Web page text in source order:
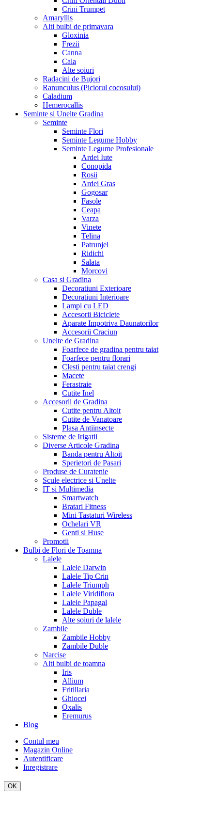
Crini Trumpet
Amaryllis
Alti bulbi de primavara
Gloxinia
Frezii
Canna
Cala
Alte soiuri
Radacini de Bujori
Ranunculus (Piciorul cocosului)
Caladium
Hemerocallis
Seminte si Unelte Gradina
Seminte
Seminte Flori
Seminte Legume Hobby
Seminte Legume Profesionale
Ardei Iute
Conopida
Rosii
Ardei Gras
Gogosar
Fasole
Ceapa
Varza
Vinete
Telina
Patrunjel
Ridichi
Salata
Morcovi
Casa si Gradina
Decoratiuni Exterioare
Decoratiuni Interioare
Lampi cu LED
Accesorii Biciclete
Aparate Impotriva Daunatorilor
Accesorii Craciun
Unelte de Gradina
Foarfece de gradina pentru taiat
Foarfece pentru florari
Clesti pentru taiat crengi
Macete
Ferastraie
Cutite Inel
Accesorii de Gradina
Cutite pentru Altoit
Cutite de Vanatoare
Plasa Antiinsecte
Sisteme de Irigatii
Diverse Articole Gradina
Banda pentru Altoit
Sperietori de Pasari
Produse de Curatenie
Scule electrice si Unelte
IT si Multimedia
Smartwatch
Bratari Fitness
Mini Tastaturi Wireless
Ochelari VR
Genti si Huse
Promotii
Bulbi de Flori de Toamna
Lalele
Lalele Darwin
Lalele Tip Crin
Lalele Triumph
Lalele Viridiflora
Lalele Papagal
Lalele Duble
Alte soiuri de lalele
Zambile
Zambile Hobby
Zambile Duble
Narcise
Alti bulbi de toamna
Iris
Allium
Fritillaria
Ghiocei
Oxalis
Eremurus
Blog
Contul meu
Magazin Online
Autentificare
Inregistrare
OK